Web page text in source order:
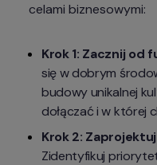
celami biznesowymi:
Krok 1: Zacznij od
się w dobrym
budowy unikalnej
dołączać i w której
Zidentyfikuj